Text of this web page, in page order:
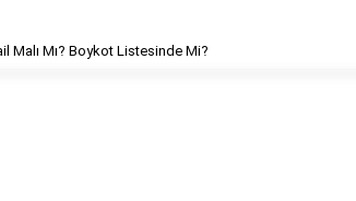
Malı Mı? Boykot Listesinde Mi?